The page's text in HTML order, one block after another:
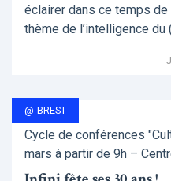
éclairer dans ce temps
thème de l’intelligence du
@-BREST
Cycle de conférences
mars à partir de 9h –